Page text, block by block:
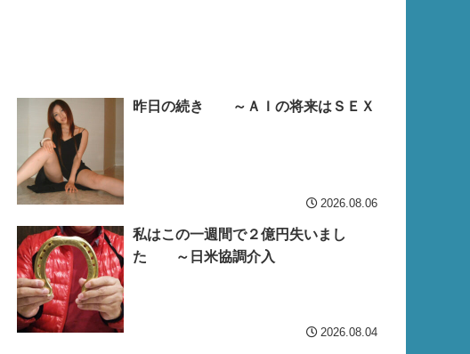
昨日の続き ～ＡＩの将来はＳＥＸ
2026.08.06
私はこの一週間で２億円失いまし
た ～日米協調介入
2026.08.04